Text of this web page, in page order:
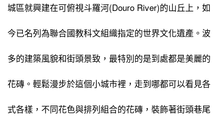
城區就興建在可俯視斗羅河(Douro River)的山丘上，如
今已名列為聯合國教科文組織指定的世界文化遺產。波
多的建築風貌和街頭景致，最特別的是到處都是美麗的
花磚。輕鬆漫步於這個小城市裡，走到哪都可以看見各
式各樣，不同花色與排列組合的花磚，裝飾著街頭巷尾